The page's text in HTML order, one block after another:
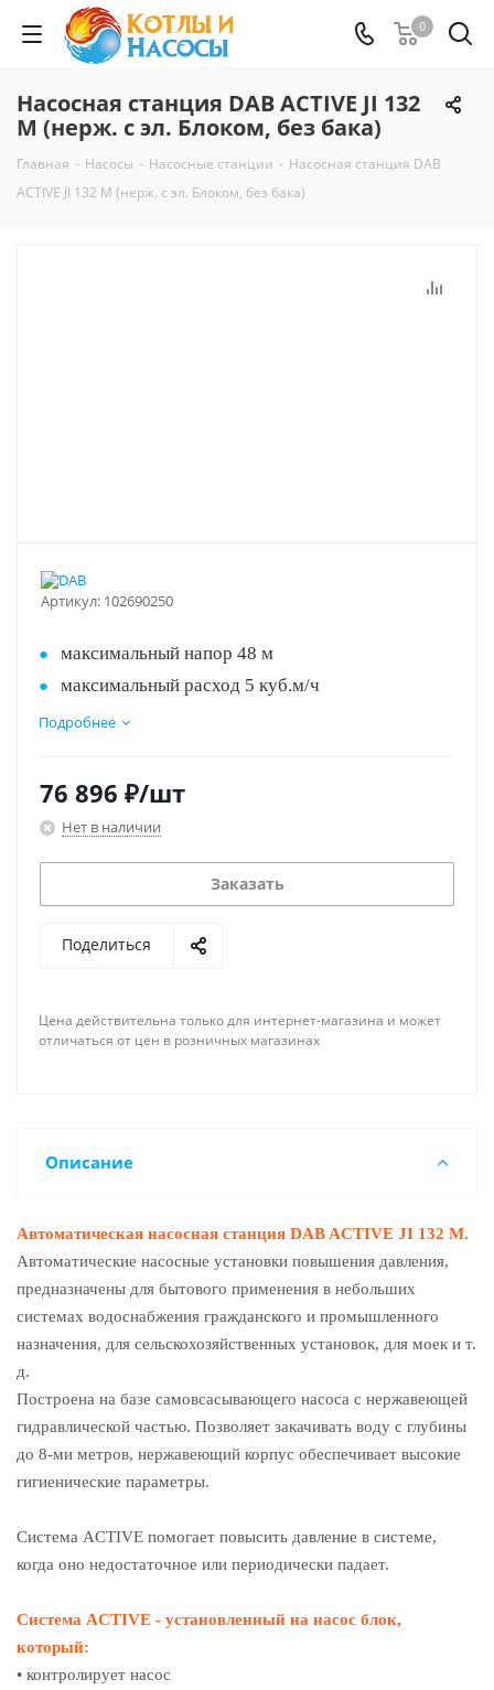
0
Насосная станция DAB ACTIVE JI 132
M (нерж. с эл. Блоком, без бака)
Главная - Насосы - Насосные станции - Насосная станция DAB
ACTIVE JI 132 M (нерж. с эл. Блоком, без бака)
Артикул: 102690250
максимальный напор 48 м
максимальный расход 5 куб.м/ч
без гидробака
защита от "сухого хода"
Подробнее
76 896 ₽/шт
Нет в наличии
Заказать
Поделиться
Цена действительна только для интернет-магазина и может
отличаться от цен в розничных магазинах
Описание
Автоматическая насосная станция DAB ACTIVE JI 132 M.
Автоматические насосные установки повышения давления,
предназначены для бытового применения в небольших
системах водоснабжения гражданского и промышленного
назначения, для сельскохозяйственных установок, для моек и т.
д.
Построена на базе самовсасывающего насоса с нержавеющей
гидравлической частью. Позволяет закачивать воду с глубины
до 8-ми метров, нержавеющий корпус обеспечивает высокие
гигиенические параметры.
Система ACTIVE помогает повысить давление в системе,
когда оно недостаточное или периодически падает.
Система ACTIVE - установленный на насос блок,
который:
• контролирует насос